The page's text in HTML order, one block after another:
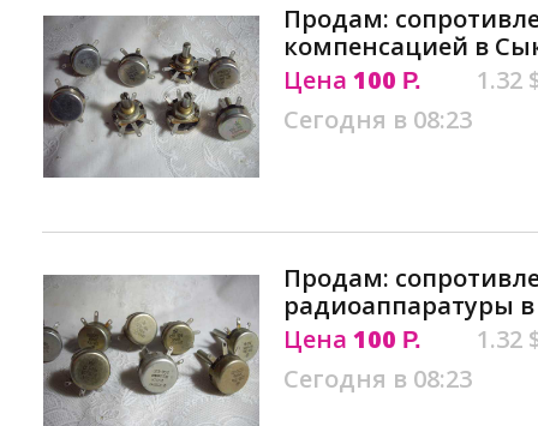
Продам:
компенсацией в
Цена 100 Р.
1.32
Сегодня в 08:23
Продам:
радиоаппаратуры
Цена 100 Р.
1.32
Сегодня в 08:23